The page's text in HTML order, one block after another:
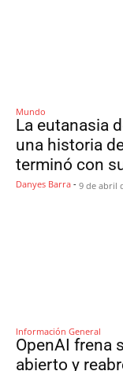
Mundo
La eutanasia
una historia
terminó con
Danyes Barra - 9 de abril
Información General
OpenAI frena
abierto y